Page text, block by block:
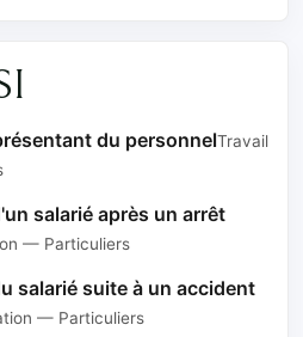
du personnelTravail
salarié après un arrêt
— Particuliers
salarié suite à un accident
— Particuliers